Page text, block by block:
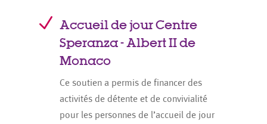
N Accueil de jour Centre
Speranza - Albert II de
Monaco
Ce soutien a permis de financer des
activités de détente et de convivialité
pour les personnes de l’accueil de jour